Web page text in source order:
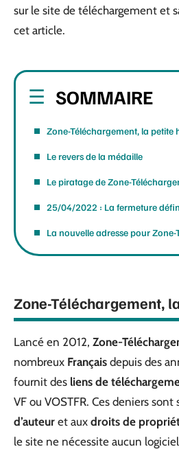
sur le site de téléchargement et
cet article.
SOMMAIRE
Zone-Téléchargement, la petite
Le revers de la médaille
Le piratage de Zone-
25/04/2022 : La fermeture
La nouvelle adresse pour
Zone-Téléchargement,
Lancé en 2012, Zone-
nombreux Français depuis des
fournit des liens de
VF ou VOSTFR. Ces deniers sont
d’auteur et aux droits de
le site ne nécessite aucun